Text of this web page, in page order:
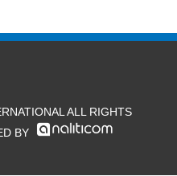
ALL RIGHTS
BY